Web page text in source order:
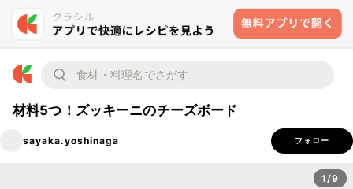
材料5つ！ズッキーニのチーズボード
sayaka.yoshinaga フォロー
1/9